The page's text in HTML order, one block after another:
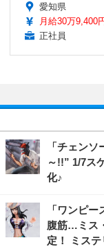
愛知県
月給30万9,400
正社員
「チェン
～!!” 1/7ス
化♪
「ワンピ
腹筋…ミス
定！ ミス